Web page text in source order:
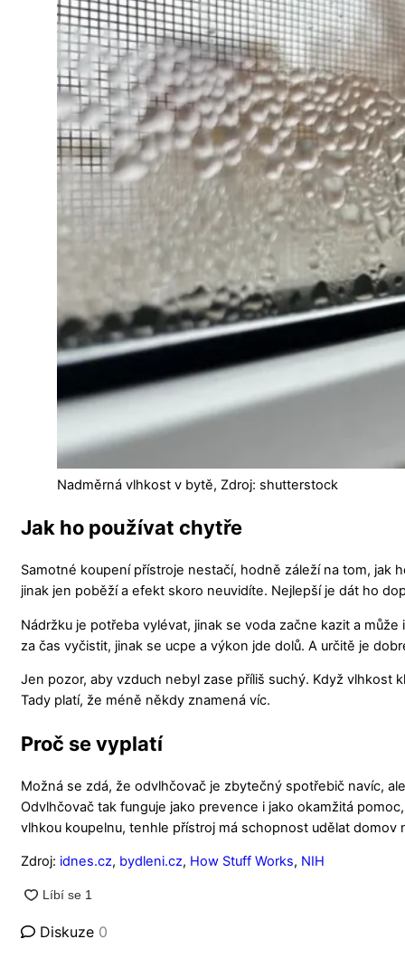
Nadměrná vlhkost v bytě, Zdroj: shutterstock
Jak ho používat chytře
Samotné koupení přístroje nestačí, hodně záleží na tom, jak
jinak jen poběží a efekt skoro neuvidíte. Nejlepší je dát ho
Nádržku je potřeba vylévat, jinak se voda začne kazit a
za čas vyčistit, jinak se ucpe a výkon jde dolů. A určitě je
Jen pozor, aby vzduch nebyl zase příliš suchý. Když
Tady platí, že méně někdy znamená víc.
Proč se vyplatí
Možná se zdá, že odvlhčovač je zbytečný spotřebič navíc,
Odvlhčovač tak funguje jako prevence i jako okamžitá
vlhkou koupelnu, tenhle přístroj má schopnost udělat domov
Zdroj: idnes.cz, bydleni.cz, How Stuff Works, NIH
Diskuze 0